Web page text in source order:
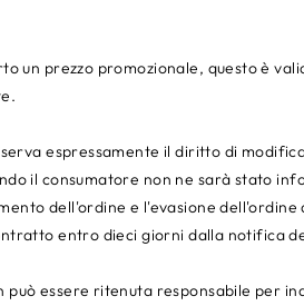
un prezzo promozionale, questo è
espressamente il diritto di
il consumatore non ne sarà stato
dell'ordine e l'evasione
entro dieci giorni dalla notifica
può essere ritenuta responsabile per